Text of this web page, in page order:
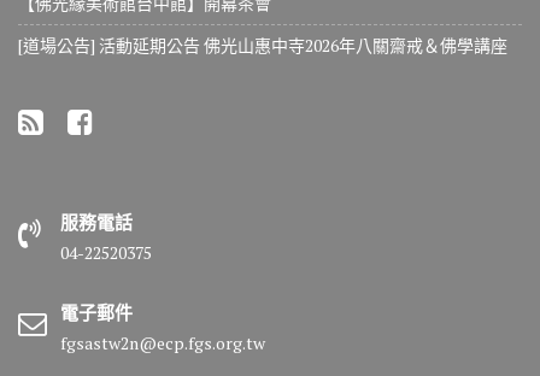
[道場公告] 活動延期公告 佛光山惠中寺2026年八關齋戒＆佛學講座
服務電話
04-22520375
電子郵件
fgsastw2n@ecp.fgs.org.tw